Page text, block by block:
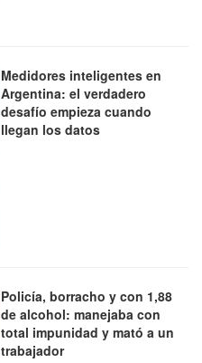
Medidores inteligentes en
Argentina: el verdadero
desafío empieza cuando
llegan los datos
Policía, borracho y con 1,88
de alcohol: manejaba con
total impunidad y mató a un
trabajador